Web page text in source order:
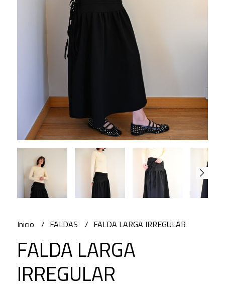
Inicio FALDAS FALDA LARGA IRREGULAR
FALDA LARGA
IRREGULAR